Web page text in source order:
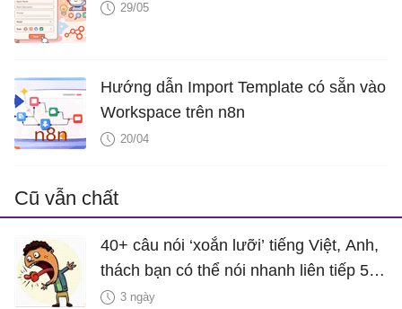
29/05
Hướng dẫn Import Template có sẵn vào
Workspace trên n8n
20/04
Cũ vẫn chất
40+ câu nói ‘xoắn lưỡi’ tiếng Việt, Anh,
thách bạn có thể nói nhanh liên tiếp 5
lần mà vẫn trôi chảy
3 ngày